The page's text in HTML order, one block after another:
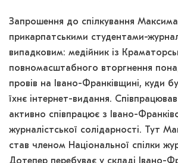
Запрошення до спілкування
прикарпатськими студентами-
випадковим: медійник із
повномасштабного вторгнення
провів на Івано-Франківщині, куди
їхнє інтернет-видання.
активно співпрацює з Івано-
журналістської солідарності. Тут
став членом Національної спілки